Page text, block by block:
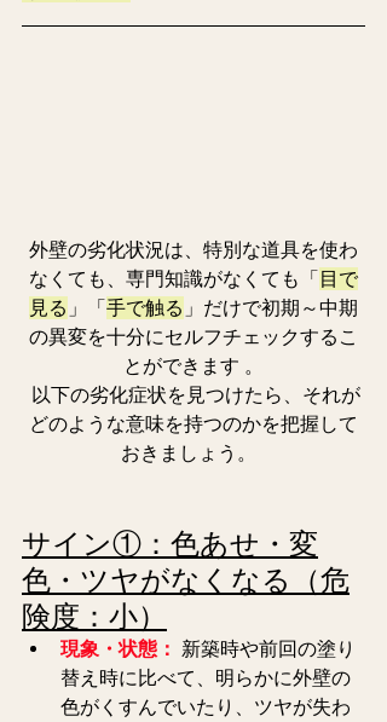
外壁の劣化状況は、特別な道具を使わ
なくても、専門知識がなくても「目で
見る 」「手で触る 」だけで初期～中期
の異変を十分にセルフチェックするこ
とができます 。
どのような意味を持つのかを把握して
おきましょう。
サイン①：色あせ・変
色・ツヤがなくなる（危
険度：小）
現象・状態： 新築時や前回の塗り
替え時に比べて、明らかに外壁の
色がくすんでいたり、ツヤが失わ